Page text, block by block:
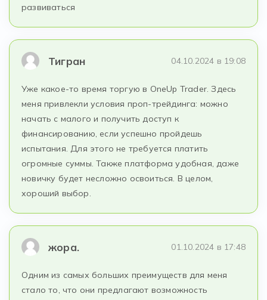
развиваться
Тигран 04.10.2024 в 19:08
Уже какое-то время торгую в OneUp Trader. Здесь
меня привлекли условия проп-трейдинга: можно
начать с малого и получить доступ к
финансированию, если успешно пройдешь
испытания. Для этого не требуется платить
огромные суммы. Также платформа удобная, даже
новичку будет несложно освоиться. В целом,
хороший выбор.
жора. 01.10.2024 в 17:48
Одним из самых больших преимуществ для меня
стало то, что они предлагают возможность